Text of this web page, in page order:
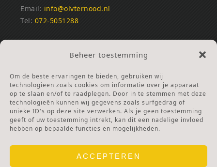
Beheer toestemming
Om de beste ervaringen te bieden, gebruiken wij
technologieën zoals cookies om informatie over je apparaat
op te slaan en/of te raadplegen. Door in te stemmen met deze
technologieën kunnen wij gegevens zoals surfgedrag of
unieke ID's op deze site verwerken. Als je geen toestemming
geeft of uw toestemming intrekt, kan dit een nadelige invloed
hebben op bepaalde functies en mogelijkheden.
ACCEPTEREN
Email: info@olvternood.nl
Tel: 072-5051288
REKENINGNUMMERS
NL25INGB0000672168
Ga naar Doneren
ANBI Stichting
RSIN nummer:002832987